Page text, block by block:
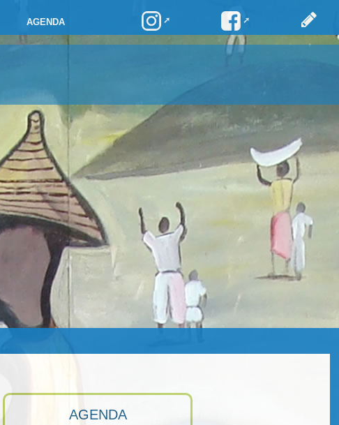
AGENDA
AGENDA